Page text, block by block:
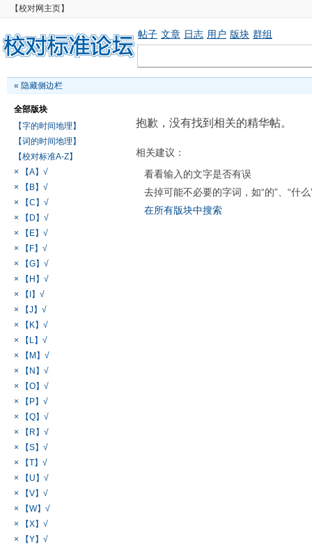
【校对网主页】
帖子 文章 日志 用户 版块 群组
« 隐藏侧边栏
全部版块
【字的时间地理】
【词的时间地理】
【校对标准A-Z】
× 【A】√
× 【B】√
× 【C】√
× 【D】√
× 【E】√
× 【F】√
× 【G】√
× 【H】√
× 【I】√
× 【J】√
× 【K】√
× 【L】√
× 【M】√
× 【N】√
× 【O】√
× 【P】√
× 【Q】√
× 【R】√
× 【S】√
× 【T】√
× 【U】√
× 【V】√
× 【W】√
× 【X】√
× 【Y】√
抱歉，没有找到相关的精华帖。
相关建议：
看看输入的文字是否有误
去掉可能不必要的字词，如“的”、“什么
在所有版块中搜索